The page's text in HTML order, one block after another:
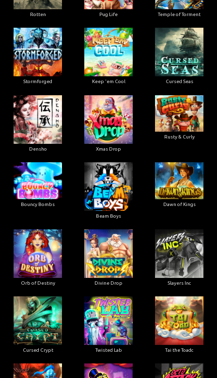
Rotten Pug Life Temple of Torment
Stormforged Keep 'em Cool Cursed Seas
Densho Xmas Drop
Rusty & Curly
Bouncy Bombs
Beam Boys
Dawn of Kings
Orb of Destiny Divine Drop Slayers Inc
Cursed Crypt Twisted Lab Tai the Toadc